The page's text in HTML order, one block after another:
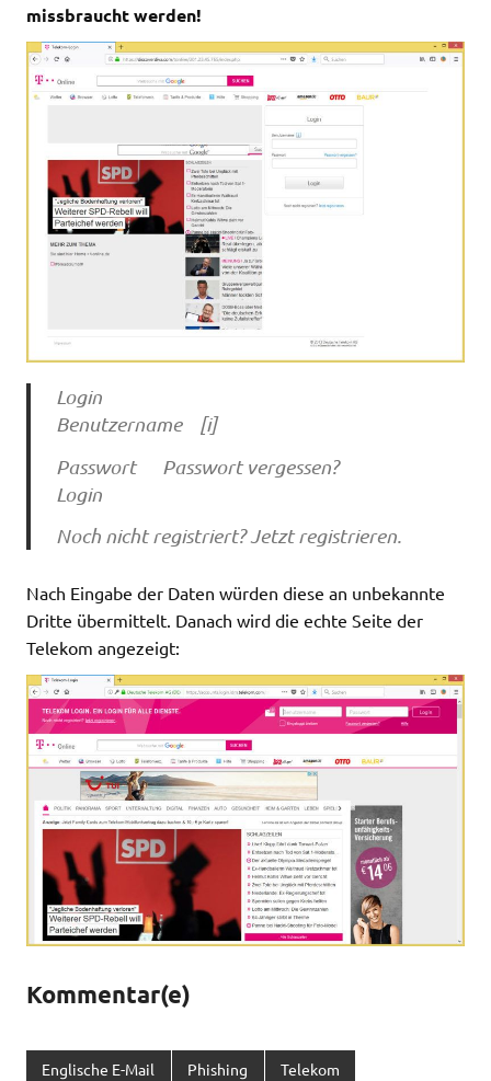
missbraucht werden!
Login
Benutzername [i]
Passwort Passwort vergessen?
Login
Noch nicht registriert? Jetzt registrieren.
Nach Eingabe der Daten würden diese an unbekannte
Dritte übermittelt. Danach wird die echte Seite der
Telekom angezeigt:
Kommentar(e)
Englische E-Mail Phishing Telekom